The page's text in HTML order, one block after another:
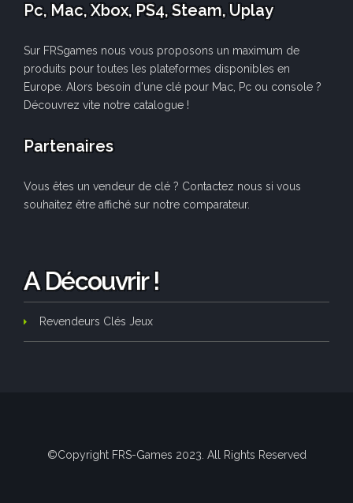
Pc, Mac, Xbox, PS4, Steam, Uplay
Sur FRSgames nous vous proposons un maximum de
produits pour toutes les plateformes disponibles en
Europe. Alors besoin d'une clé pour Mac, Pc ou console ?
Découvrez vite notre catalogue !
Partenaires
Vous êtes un vendeur de clé ? Contactez nous si vous
souhaitez être affiché sur notre comparateur.
A Découvrir !
Revendeurs Clés Jeux
©Copyright FRS-Games 2023. All Rights Reserved